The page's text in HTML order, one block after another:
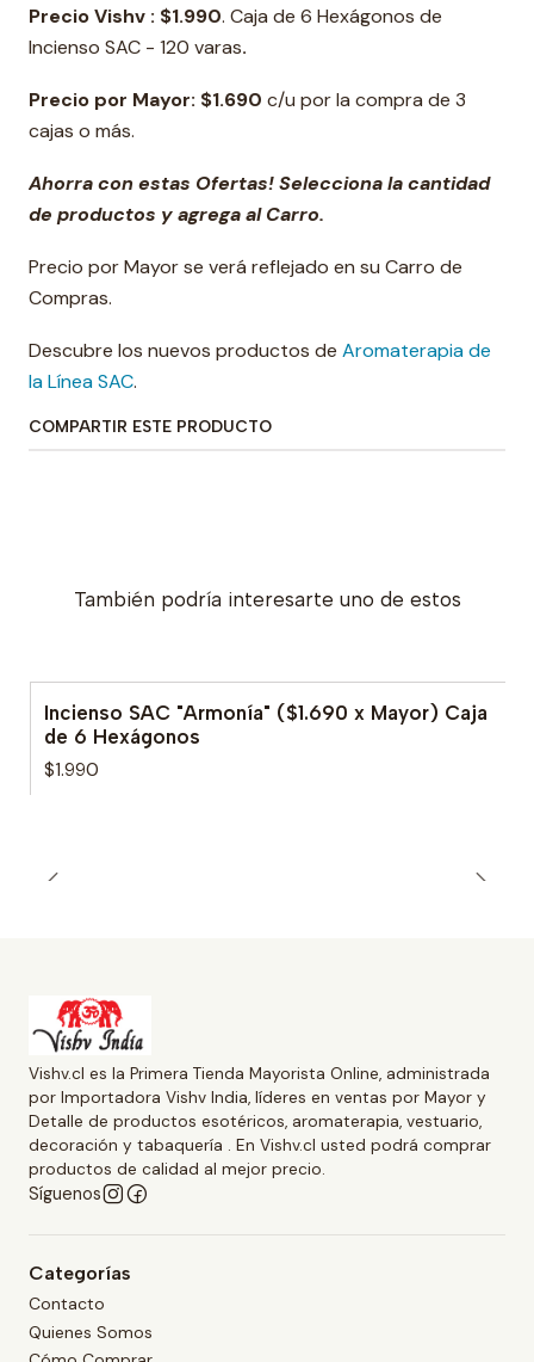
Precio Vishv : $1.990. Caja de 6 Hexágonos de
Incienso SAC - 120 varas.
Precio por Mayor: $1.690 c/u por la compra de 3
cajas o más.
Ahorra con estas Ofertas! Selecciona la cantidad
de productos y agrega al Carro.
Precio por Mayor se verá reflejado en su Carro de
Compras.
Descubre los nuevos productos de Aromaterapia de
la Línea SAC.
COMPARTIR ESTE PRODUCTO
También podría interesarte uno de estos
Incienso SAC "Armonía" ($1.690 x Mayor) Caja
de 6 Hexágonos
$1.990
Vishv.cl es la Primera Tienda Mayorista Online, administrada
por Importadora Vishv India, líderes en ventas por Mayor y
Detalle de productos esotéricos, aromaterapia, vestuario,
decoración y tabaquería . En Vishv.cl usted podrá comprar
productos de calidad al mejor precio.
Síguenos
Categorías
Contacto
Quienes Somos